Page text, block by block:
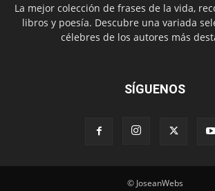
La mejor colección de frases de la vida,
libros y poesía. Descubre una variada
célebres de los autores más
SÍGUENOS
© JoseanWebs